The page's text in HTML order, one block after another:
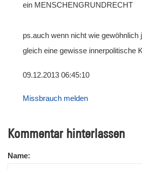
ein MENSCHENGRUNDRECHT
ps.auch wenn nicht wie gewöhnlich
gleich eine gewisse innerpolitische
09.12.2013 06:45:10
Missbrauch melden
Kommentar hinterlassen
Name: